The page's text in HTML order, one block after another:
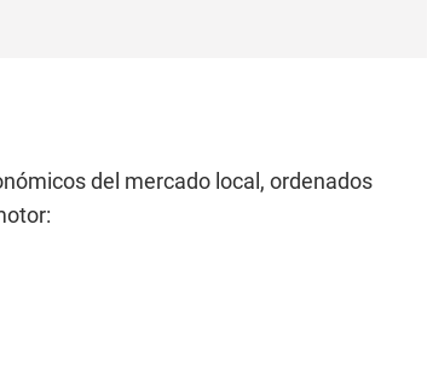
del mercado local, ordenados